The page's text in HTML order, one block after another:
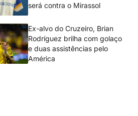
será contra o Mirassol
Ex-alvo do Cruzeiro, Brian
Rodríguez brilha com golaço
e duas assistências pelo
América